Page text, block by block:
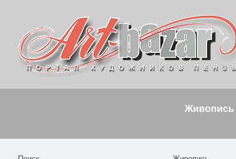
Живопись